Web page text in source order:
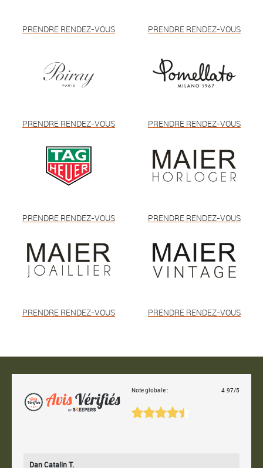
PRENDRE RENDEZ-VOUS PRENDRE RENDEZ-VOUS
PRENDRE RENDEZ-VOUS PRENDRE RENDEZ-VOUS
PRENDRE RENDEZ-VOUS PRENDRE RENDEZ-VOUS
PRENDRE RENDEZ-VOUS PRENDRE RENDEZ-VOUS
Note globale : 4.97/5
Dan Catalin T.